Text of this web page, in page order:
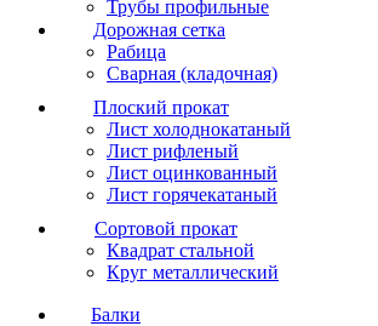
Трубы профильные
Дорожная сетка
Рабица
Сварная (кладочная)
Плоский прокат
Лист холоднокатаный
Лист рифленый
Лист оцинкованный
Лист горячекатаный
Сортовой прокат
Квадрат стальной
Круг металлический
Балки